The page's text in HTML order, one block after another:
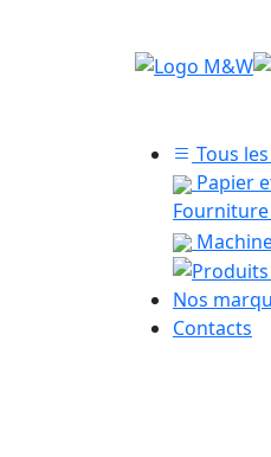
Tous
Papier
Nos
Contacts